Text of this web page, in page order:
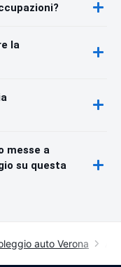
la
messe a
su questa
auto Verona